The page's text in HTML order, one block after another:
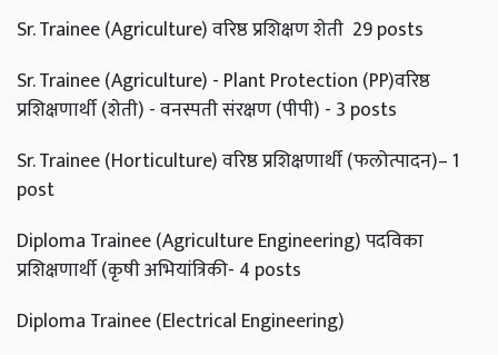
Sr. Trainee (Agriculture) वरिष्ठ प्रशिक्षण शेती 29 posts
Sr. Trainee (Agriculture) - Plant Protection (PP)वरिष्ठ
प्रशिक्षणार्थी (शेती) - वनस्पती संरक्षण (पीपी) - 3 posts
Sr. Trainee (Horticulture) वरिष्ठ प्रशिक्षणार्थी (फलोत्पादन)– 1
post
Diploma Trainee (Agriculture Engineering) पदविका
प्रशिक्षणार्थी (कृषी अभियांत्रिकी- 4 posts
Diploma Trainee (Electrical Engineering)